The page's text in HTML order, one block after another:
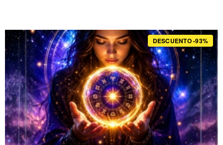
DESCUENTO -93%